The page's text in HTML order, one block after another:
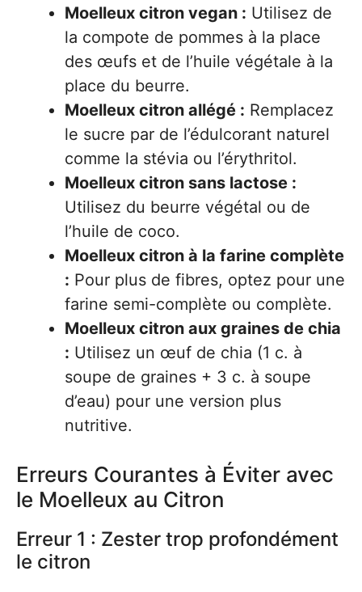
Moelleux citron vegan : Utilisez de
la compote de pommes à la place
des œufs et de l’huile végétale à la
place du beurre.
Moelleux citron allégé : Remplacez
le sucre par de l’édulcorant naturel
comme la stévia ou l’érythritol.
Moelleux citron sans lactose :
Utilisez du beurre végétal ou de
l’huile de coco.
Moelleux citron à la farine complète
: Pour plus de fibres, optez pour une
farine semi-complète ou complète.
Moelleux citron aux graines de chia
: Utilisez un œuf de chia (1 c. à
soupe de graines + 3 c. à soupe
d’eau) pour une version plus
nutritive.
Erreurs Courantes à Éviter avec
le Moelleux au Citron
Erreur 1 : Zester trop profondément
le citron